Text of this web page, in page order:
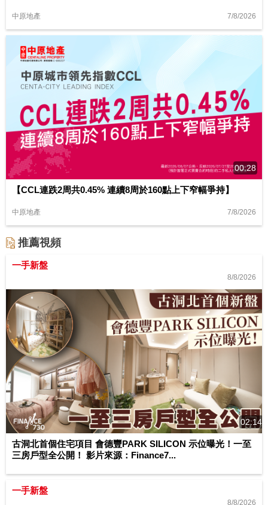
中原地產 7/8/2026
00:28
【CCL連跌2周共0.45% 連續8周於160點上下窄幅爭持】
中原地產 7/8/2026
推薦視頻
一手新盤
8/8/2026
02:14
古洞北首個住宅項目 會德豐PARK SILICON 示位曝光！一至
三房戶型全公開！ 影片來源：Finance7...
一手新盤
8/8/2026